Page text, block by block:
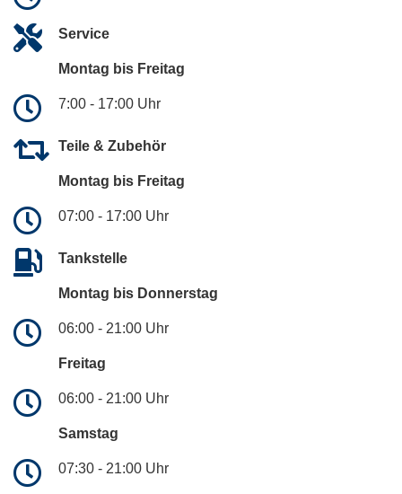
Service
Montag bis Freitag
7:00 - 17:00 Uhr
Teile & Zubehör
Montag bis Freitag
07:00 - 17:00 Uhr
Tankstelle
Montag bis Donnerstag
06:00 - 21:00 Uhr
Freitag
06:00 - 21:00 Uhr
Samstag
07:30 - 21:00 Uhr